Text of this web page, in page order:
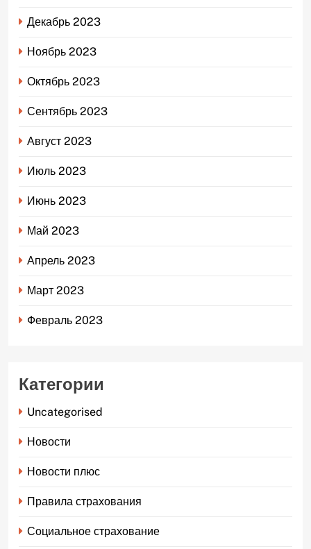
Декабрь 2023
Ноябрь 2023
Октябрь 2023
Сентябрь 2023
Август 2023
Июль 2023
Июнь 2023
Май 2023
Апрель 2023
Март 2023
Февраль 2023
Категории
Uncategorised
Новости
Новости плюс
Правила страхования
Социальное страхование